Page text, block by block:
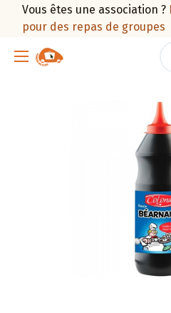
Vous êtes une association ?
pour des repas de groupes